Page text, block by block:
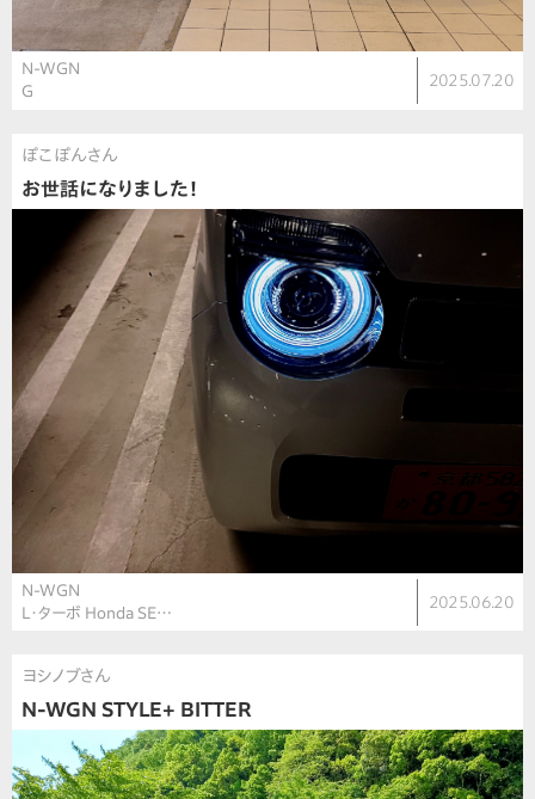
N-WGN
G
2025.07.20
ぽこぽんさん
お世話になりました！
N-WGN
L・ターボ Honda SE…
2025.06.20
ヨシノブさん
N-WGN STYLE+ BITTER